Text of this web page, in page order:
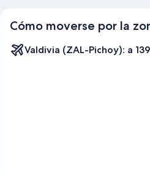
Cómo moverse por la
Valdivia (ZAL-Pichoy): a